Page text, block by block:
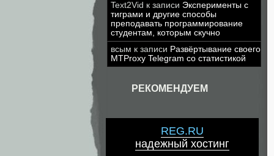
Text2Vid к записи Эксперименты с
тиграми и другие способы
преподавать программирование
студентам, которым скучно
всым к записи Развёртывание своего
MTProxy Telegram со статистикой
РЕКОМЕНДУЕМ
REG.RU
надежный хостинг